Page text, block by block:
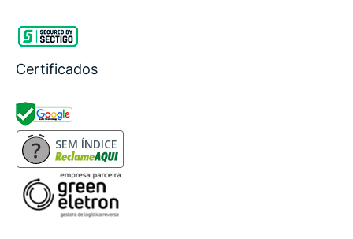
Certificados
SEM ÍNDICE